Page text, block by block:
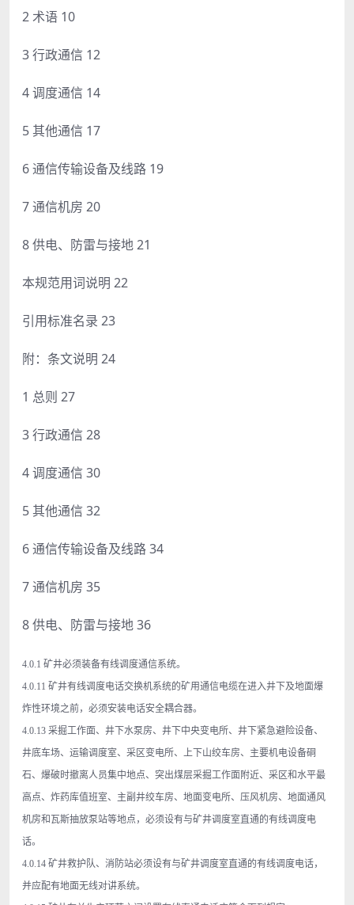
2 术语 10
3 行政通信 12
4 调度通信 14
5 其他通信 17
6 通信传输设备及线路 19
7 通信机房 20
8 供电、防雷与接地 21
本规范用词说明 22
引用标准名录 23
附：条文说明 24
1 总则 27
3 行政通信 28
4 调度通信 30
5 其他通信 32
6 通信传输设备及线路 34
7 通信机房 35
8 供电、防雷与接地 36
4.0.1 矿井必须装备有线调度通信系统。
4.0.11 矿井有线调度电话交换机系统的矿用通信电缆在进入井下及地面爆
炸性环境之前，必须安装电话安全耦合器。
4.0.13 采掘工作面、井下水泵房、井下中央变电所、井下紧急避险设备、
井底车场、运输调度室、采区变电所、上下山绞车房、主要机电设备硐
石、爆破时撤离人员集中地点、突出煤层采掘工作面附近、采区和水平最
高点、炸药库值班室、主副井绞车房、地面变电所、压风机房、地面通风
机房和瓦斯抽放泵站等地点，必须设有与矿井调度室直通的有线调度电
话。
4.0.14 矿井救护队、消防站必须设有与矿井调度室直通的有线调度电话，
并应配有地面无线对讲系统。